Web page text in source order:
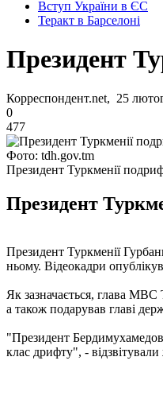
Вступ України в ЄС
Теракт в Барселоні
Президент
Корреспондент.net, 25
0
477
Фото: tdh.gov.tm
Президент Туркменії
Президент
Президент Туркменії
ньому. Відеокадри
Як зазначається, глава МВС
а також подарував главі
"Президент
клас дрифту", -